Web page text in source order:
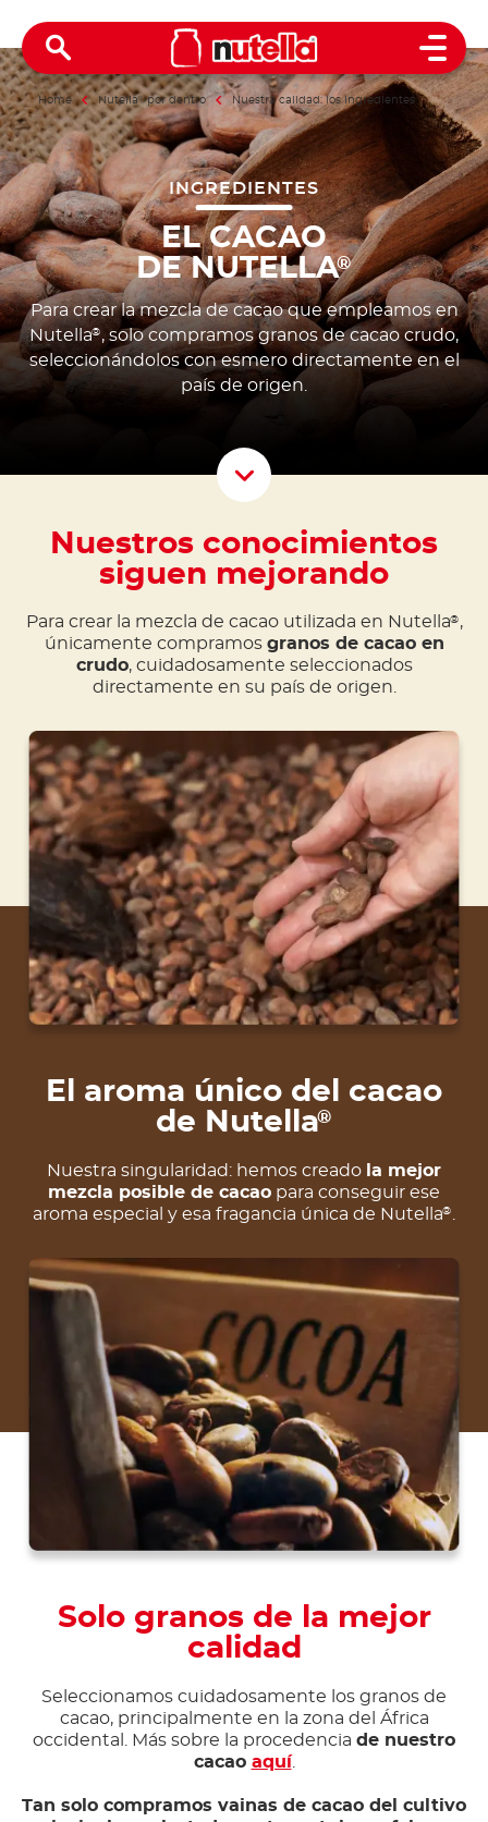
Open
Home Nutella®por dentro Nuestra calidad: los ingredientes
INGREDIENTES
EL CACAO
DE NUTELLA®
Para crear la mezcla de cacao que empleamos en
Nutella® , solo compramos granos de cacao crudo,
seleccionándolos con esmero directamente en el
país de origen.
Scroll
Nuestros conocimientos
siguen mejorando
Para crear la mezcla de cacao utilizada en Nutella® ,
únicamente compramos granos de cacao en
crudo, cuidadosamente seleccionados
directamente en su país de origen.
El aroma único del cacao
de Nutella®
Nuestra singularidad: hemos creado la mejor
mezcla posible de cacao para conseguir ese
aroma especial y esa fragancia única de Nutella®
Solo granos de la mejor
calidad
Seleccionamos cuidadosamente los granos de
cacao, principalmente en la zona del África
occidental. Más sobre la procedencia de nuestro
cacao aquí.
Tan solo compramos vainas de cacao del cultivo